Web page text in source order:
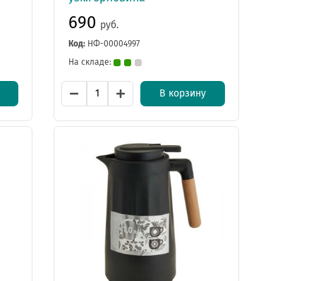
690 руб.
Код: НФ-00004997
На складе:
В корзину